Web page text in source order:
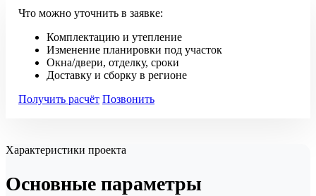
Что можно уточнить в заявке:
Комплектацию и утепление
Изменение планировки под участок
Окна/двери, отделку, сроки
Доставку и сборку в регионе
Получить расчёт Позвонить
Характеристики проекта
Основные параметры